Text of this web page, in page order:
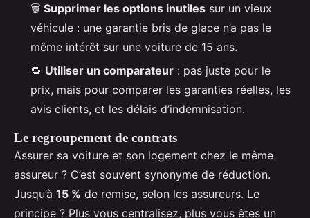
🗑️ Supprimer les options inutiles sur un vieux
véhicule : une garantie bris de glace n’a pas le
même intérêt sur une voiture de 15 ans.
🔁 Utiliser un comparateur : pas juste pour le
prix, mais pour comparer les garanties réelles, les
avis clients, et les délais d’indemnisation.
Le regroupement de contrats
Assurer sa voiture et son logement chez le même
assureur ? C’est souvent synonyme de réduction.
Jusqu’à 15 % de remise, selon les assureurs. Le
principe ? Plus vous centralisez, plus vous êtes un